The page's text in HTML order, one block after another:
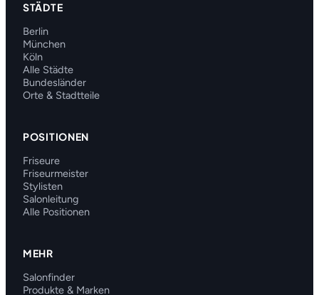
STÄDTE
Berlin
München
Köln
Alle Städte
Bundesländer
Orte & Stadtteile
POSITIONEN
Friseure
Friseurmeister
Stylisten
Salonleitung
Alle Positionen
MEHR
Salonfinder
Produkte & Marken